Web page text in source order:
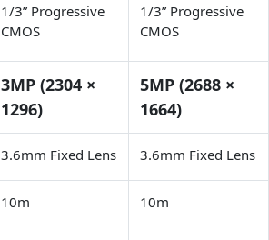
1/3” Progressive
CMOS
1/3” Progressive
CMOS
3MP (2304 ×
1296)
5MP (2688 ×
1664)
3.6mm Fixed Lens 3.6mm Fixed Lens
10m 10m